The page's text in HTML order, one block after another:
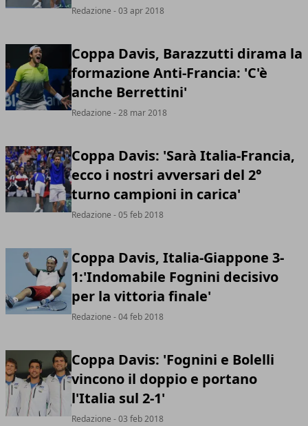
Redazione - 03 apr 2018
Coppa Davis, Barazzutti dirama la
formazione Anti-Francia: 'C'è
anche Berrettini'
Redazione - 28 mar 2018
Coppa Davis: 'Sarà Italia-Francia,
ecco i nostri avversari del 2°
turno campioni in carica'
Redazione - 05 feb 2018
Coppa Davis, Italia-Giappone 3-
1:'Indomabile Fognini decisivo
per la vittoria finale'
Redazione - 04 feb 2018
Coppa Davis: 'Fognini e Bolelli
vincono il doppio e portano
l'Italia sul 2-1'
Redazione - 03 feb 2018